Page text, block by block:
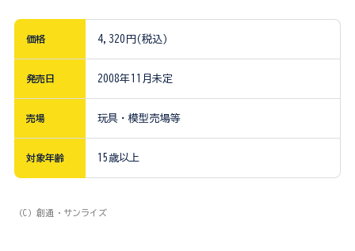
価格 4,320円(税込)
発売日 2008年11月未定
売場 玩具・模型売場等
対象年齢 15歳以上
（C）創通・サンライズ